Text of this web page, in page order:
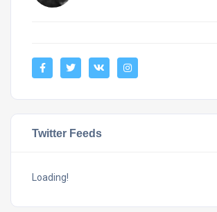
Twitter Feeds
Loading!